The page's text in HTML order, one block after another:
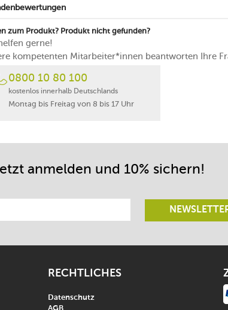
Made in France
zum Produkt? Produkt nicht gefunden?
gerne!
kompetenten Mitarbeiter*innen beantworten Ihre
0800 10 80 100
kostenlos innerhalb Deutschlands
Montag bis Freitag von 8 bis 17 Uhr
anmelden und 10% sichern!
RECHTLICHES
Datenschutz